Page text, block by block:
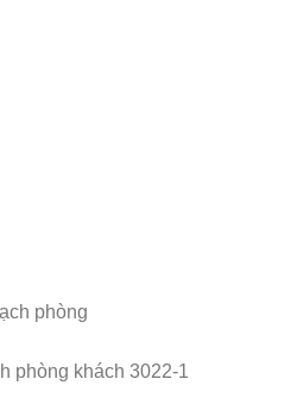
phòng khách 3022-1